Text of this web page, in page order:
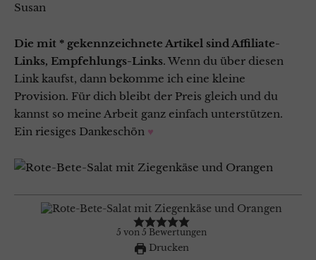
Susan
Die mit * gekennzeichnete Artikel sind Affiliate-
Links, Empfehlungs-Links. Wenn du über diesen
Link kaufst, dann bekomme ich eine kleine
Provision. Für dich bleibt der Preis gleich und du
kannst so meine Arbeit ganz einfach unterstützen.
Ein riesiges Dankeschön ♥
5 von 5 Bewertungen
Drucken